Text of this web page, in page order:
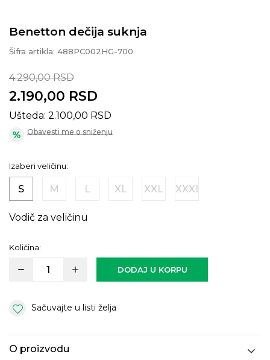
Benetton dečija suknja
Šifra artikla: 488PC002HG-700
4.290,00 RSD
2.190,00 RSD
Ušteda: 2.100,00 RSD
Obavesti me o sniženju
Izaberi veličinu:
S M L XL XXL XXXL
Vodič za veličinu
Količina:
DODAJ U KORPU
Sačuvajte u listi želja
O proizvodu